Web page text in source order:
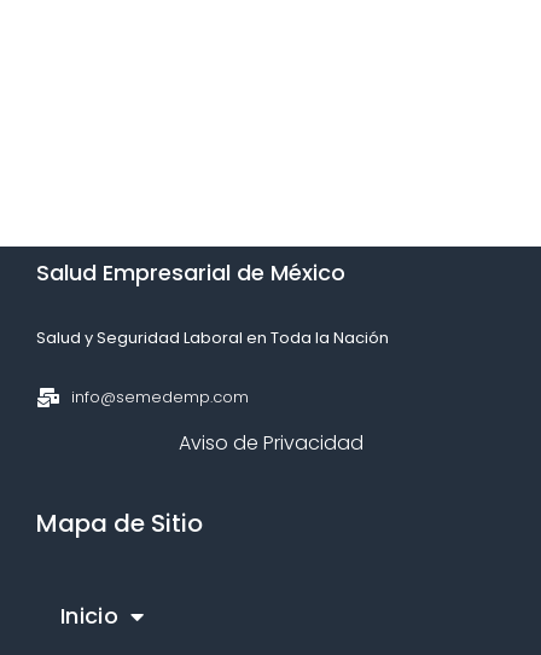
Salud Empresarial de México​
Salud y Seguridad Laboral en Toda la Nación​
info@semedemp.com
Aviso de Privacidad
Mapa de Sitio
Inicio